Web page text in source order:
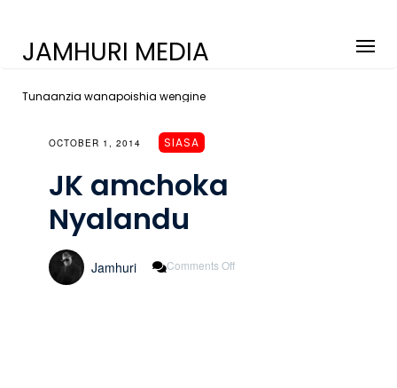
JAMHURI MEDIA
Tunaanzia wanapoishia wengine
OCTOBER 1, 2014 SIASA
JK amchoka
Nyalandu
Jamhuri Comments Off